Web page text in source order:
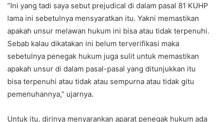
“Ini yang tadi saya sebut prejudical di dalam pasal 81 KUHP
lama ini sebetulnya mensyaratkan itu. Yakni memastikan
apakah unsur melawan hukum ini bisa atau tidak terpenuhi.
Sebab kalau dikatakan ini belum terverifikasi maka
sebetulnya penegak hukum juga sulit untuk memastikan
apakah unsur di dalam pasal-pasal yang ditunjukkan itu
bisa terpenuhi atau tidak atau sempurna atau tidak gitu
pemenuhannya,” ujarnya.
Untuk itu, dirinya menyarankan aparat penegak hukum ada